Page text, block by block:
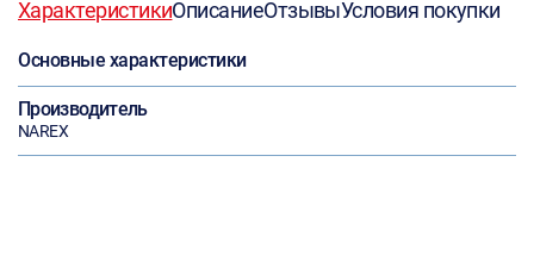
ХарактеристикиОписаниеОтзывыУсловия покупки
Основные характеристики
Производитель
NAREX